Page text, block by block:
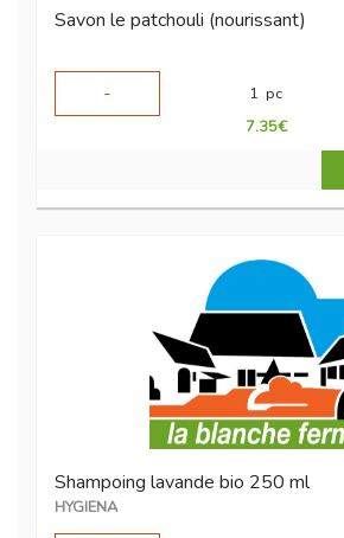
Savon le patchouli (nourissant)
-
1 pc
7.35€
Shampoing lavande bio 250 ml
HYGIENA